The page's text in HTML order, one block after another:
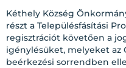
Kéthely Község
részt a Településfásítási
regisztrációt követően a
igénylésüket, melyeket az
beérkezési sorrendben